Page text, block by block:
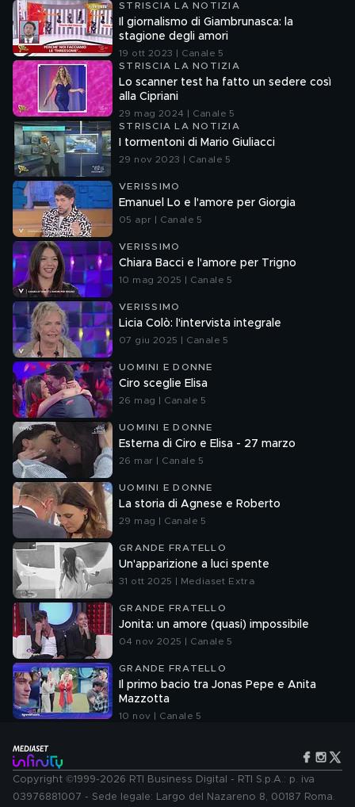
STRISCIA LA NOTIZIA
Il giornalismo di Giambrunasca: la
stagione degli amori
19 ott 2023 | Canale 5
STRISCIA LA NOTIZIA
Lo scanner test ha fatto un sedere così
alla Cipriani
29 mag 2024 | Canale 5
STRISCIA LA NOTIZIA
I tormentoni di Mario Giuliacci
29 nov 2023 | Canale 5
VERISSIMO
Emanuel Lo e l'amore per Giorgia
05 apr | Canale 5
VERISSIMO
Chiara Bacci e l'amore per Trigno
10 mag 2025 | Canale 5
VERISSIMO
Licia Colò: l'intervista integrale
07 giu 2025 | Canale 5
UOMINI E DONNE
Ciro sceglie Elisa
26 mag | Canale 5
UOMINI E DONNE
Esterna di Ciro e Elisa - 27 marzo
26 mar | Canale 5
UOMINI E DONNE
La storia di Agnese e Roberto
29 mag | Canale 5
GRANDE FRATELLO
Un'apparizione a luci spente
31 ott 2025 | Mediaset Extra
GRANDE FRATELLO
Jonita: un amore (quasi) impossibile
04 nov 2025 | Canale 5
GRANDE FRATELLO
Il primo bacio tra Jonas Pepe e Anita
Mazzotta
10 nov | Canale 5
Copyright ©1999-2026 RTI Business Digital - RTI S.p.A.: p. iva
03976881007 - Sede legale: Largo del Nazareno 8, 00187 Roma.